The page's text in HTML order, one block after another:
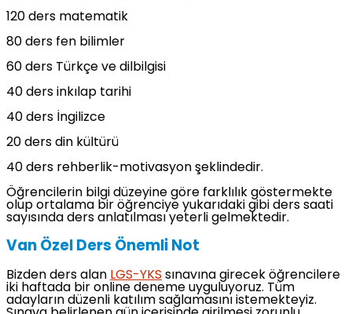
120 ders matematik
80 ders fen bilimler
60 ders Türkçe ve dilbilgisi
40 ders inkılap tarihi
40 ders İngilizce
20 ders din kültürü
40 ders rehberlik-motivasyon şeklindedir.
Öğrencilerin bilgi düzeyine göre farklılık göstermekte
olup ortalama bir öğrenciye yukarıdaki gibi ders saati
sayısında ders anlatılması yeterli gelmektedir.
Van Özel Ders Önemli Not
Bizden ders alan LGS-YKS sınavına girecek öğrencilere
iki haftada bir online deneme uyguluyoruz. Tüm
adayların düzenli katılım sağlamasını istemekteyiz.